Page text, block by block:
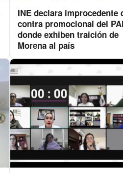
INE declara improcedente
contra promocional del
donde exhiben traición de
Morena al país